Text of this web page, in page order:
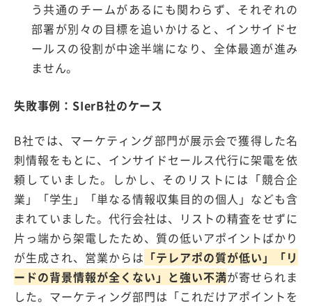
う共通のチームがあるにも関わらず、それぞれの
部署が別々の目標を追いかけると、インサイドセ
ールスの役割が中途半端になり、全体最適が進み
ません。
失敗事例： SIerB社のケース
B社では、マーケティング部門が展示会で獲得した名
刺情報をもとに、インサイドセールス代行に架電を依
頼していました。しかし、そのリストには「競合企
業」「学生」「単なる情報収集目的の個人」なども含
まれていました。代行会社は、リストの精査をせずに
片っ端から架電したため、質の低いアポイントばかり
が生成され、営業からは 「テレアポの質が低い」「リ
ードの背景情報が全くない」と強い不満が寄せられま
した。マーケティング部門は「これだけアポイントを